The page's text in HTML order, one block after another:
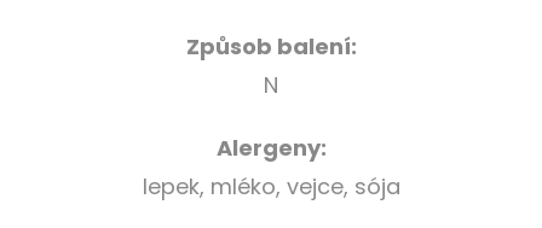
Způsob balení:
N
Alergeny:
lepek, mléko, vejce, sója